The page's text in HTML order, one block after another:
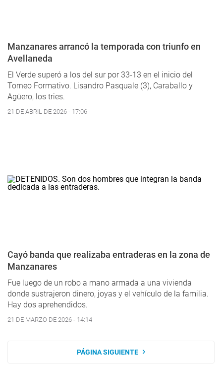
Manzanares arrancó la temporada con triunfo en
Avellaneda
El Verde superó a los del sur por 33-13 en el inicio del
Torneo Formativo. Lisandro Pasquale (3), Caraballo y
Agüero, los tries.
21 DE ABRIL DE 2026 - 17:06
Cayó banda que realizaba entraderas en la zona de
Manzanares
Fue luego de un robo a mano armada a una vivienda
donde sustrajeron dinero, joyas y el vehículo de la familia.
Hay dos aprehendidos.
21 DE MARZO DE 2026 - 14:14
PÁGINA SIGUIENTE